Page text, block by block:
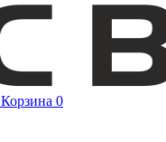
Корзина 0